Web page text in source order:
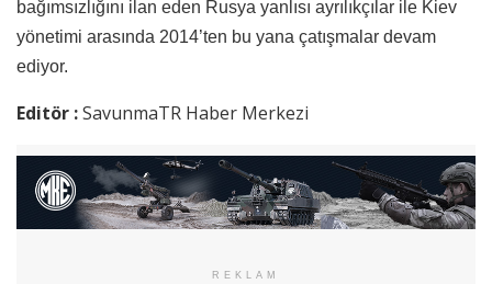
bağımsızlığını ilan eden Rusya yanlısı ayrılıkçılar ile Kiev
yönetimi arasında 2014’ten bu yana çatışmalar devam
ediyor.
Editör :SavunmaTR Haber Merkezi
REKLAM